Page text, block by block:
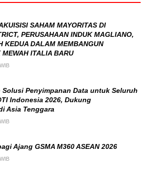
SAHAM MAYORITAS DI
PERUSAHAAN INDUK MAGLIANO,
KEDUA DALAM MEMBANGUN
ITALIA BARU
Solusi Penyimpanan Data untuk Seluruh
Indonesia 2026, Dukung
Asia Tenggara
Ajang GSMA M360 ASEAN 2026